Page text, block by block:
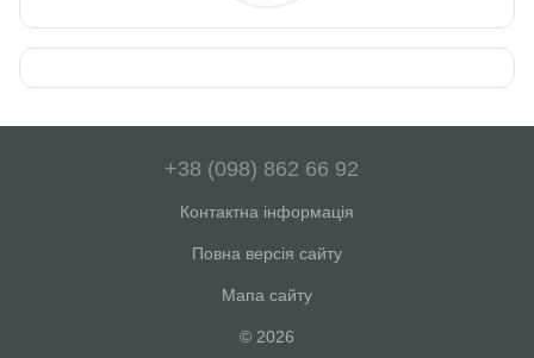
+38 (098) 862 66 92
Контактна інформація
Повна версія сайту
Мапа сайту
© 2026